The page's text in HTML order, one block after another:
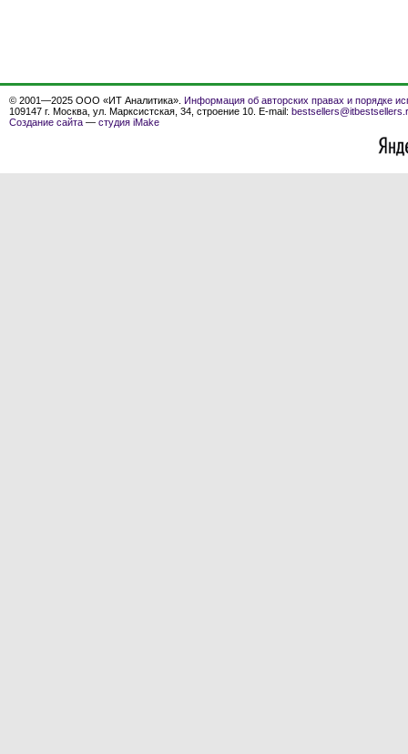
© 2001—2025 ООО «ИТ Аналитика». Информация об авторских правах и порядке
109147 г. Москва, ул. Марксистская, 34, строение 10. E-mail:
Создание сайта — студия iMake